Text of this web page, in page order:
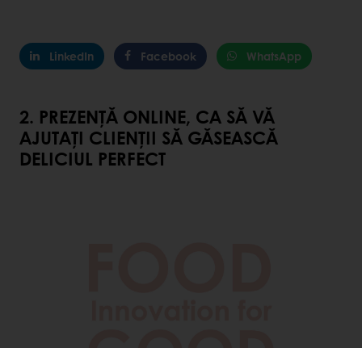
LinkedIn Facebook WhatsApp
2. PREZENȚĂ ONLINE, CA SĂ VĂ
AJUTAȚI CLIENȚII SĂ GĂSEASCĂ
DELICIUL PERFECT